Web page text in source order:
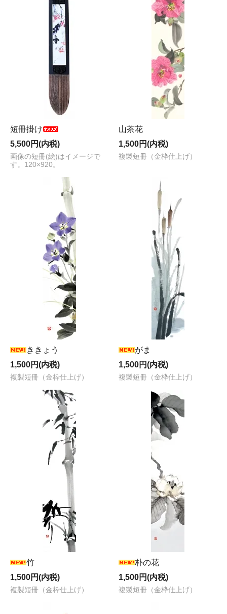
短冊掛け
5,500円(内税)
画像の短冊(絵)はイメージで
す。120×920。
山茶花
1,500円(内税)
複製短冊（金枠仕上げ）
ききょう
1,500円(内税)
複製短冊（金枠仕上げ）
がま
1,500円(内税)
複製短冊（金枠仕上げ）
竹
1,500円(内税)
複製短冊（金枠仕上げ）
朴の花
1,500円(内税)
複製短冊（金枠仕上げ）